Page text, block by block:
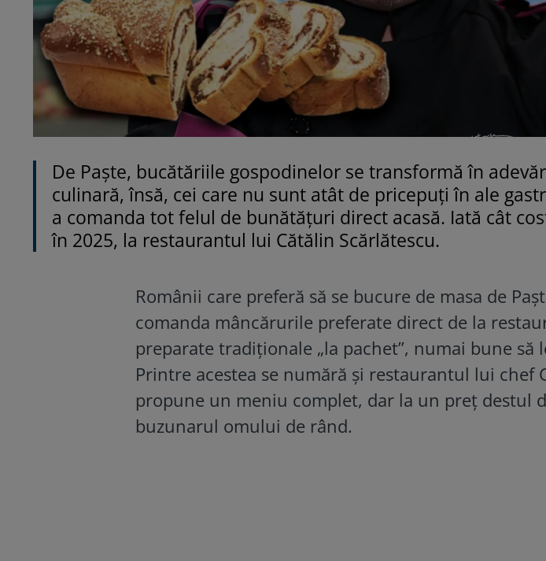
De Paște, bucătăriile gospodinelor se transformă în
culinară, însă, cei care nu sunt atât de pricepuți în ale
a comanda tot felul de bunătățuri direct acasă. Iată cât
în 2025, la restaurantul lui Cătălin Scărlătescu.
Românii care preferă să se bucure de masa de
comanda mâncărurile preferate direct de la
preparate tradiționale „la pachet”, numai bune
Printre acestea se numără și restaurantul lui chef
propune un meniu complet, dar la un preț destul
buzunarul omului de rând.